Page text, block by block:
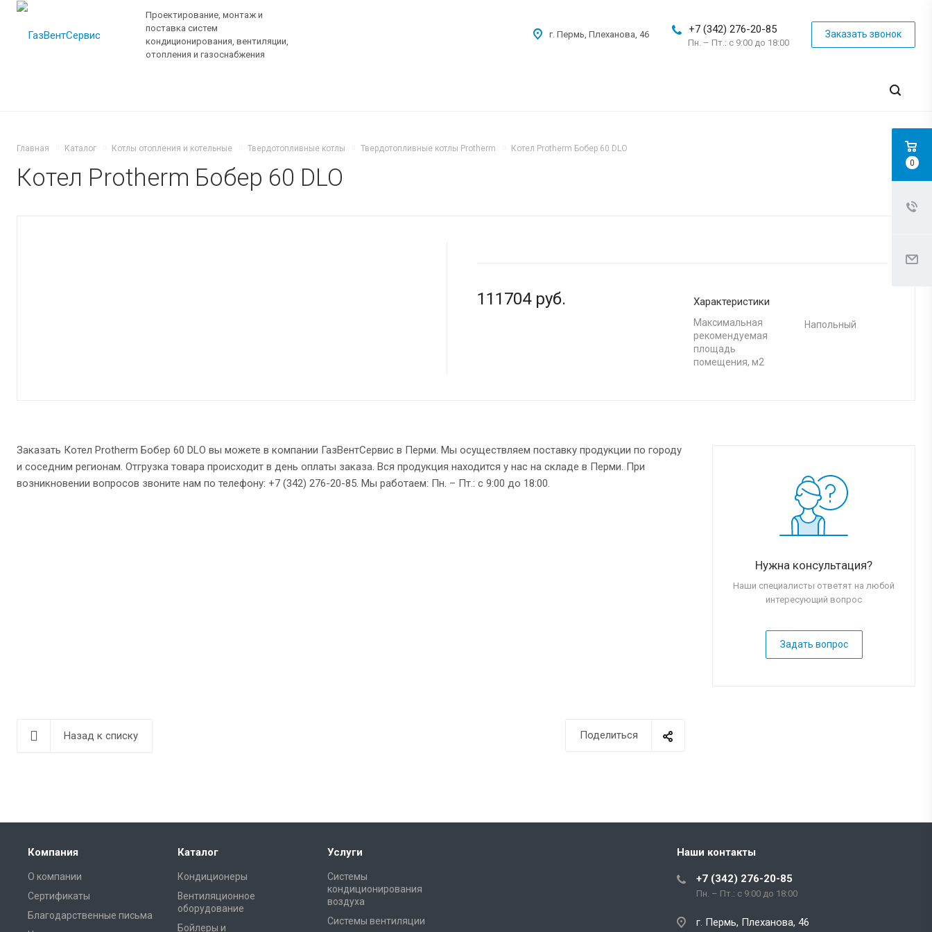
Проектирование, монтаж и
поставка систем
кондиционирования, вентиляции,
отопления и газоснабжения
+7 (342) 276-20-85
Пн. – Пт.: с 9:00 до 18:00
Заказать звонок
г. Пермь, Плеханова, 46
Главная Каталог Котлы отопления и котельные Твердотопливные котлы Твердотопливные котлы Protherm Котел Protherm Бобер 60 DLO
Котел Protherm Бобер 60 DLO
111704 руб. Характеристики
Максимальная
рекомендуемая
площадь
помещения, м2
Напольный
Заказать Котел Protherm Бобер 60 DLO вы можете в компании ГазВентСервис в Перми. Мы осуществляем поставку продукции по городу
и соседним регионам. Отгрузка товара происходит в день оплаты заказа. Вся продукция находится у нас на складе в Перми. При
возникновении вопросов звоните нам по телефону: +7 (342) 276-20-85. Мы работаем: Пн. – Пт.: с 9:00 до 18:00.
Нужна консультация?
Наши специалисты ответят на любой
интересующий вопрос
Задать вопрос
Поделиться
Назад к списку
Компания
О компании
Сертификаты
Благодарственные письма
Каталог
Кондиционеры
Вентиляционное
оборудование
Бойлеры и
Услуги
Системы
кондиционирования
воздуха
Системы вентиляции
Наши контакты
+7 (342) 276-20-85
Пн. – Пт.: с 9:00 до 18:00
г. Пермь, Плеханова, 46
0